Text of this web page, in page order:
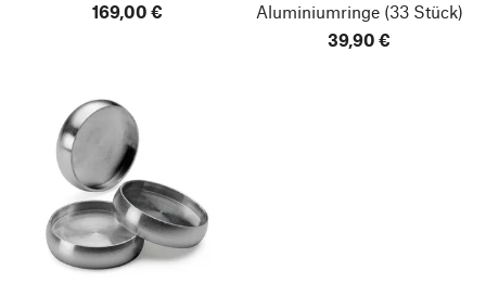
169,00 €
Aluminiumringe(33 Stück)
39,90 €